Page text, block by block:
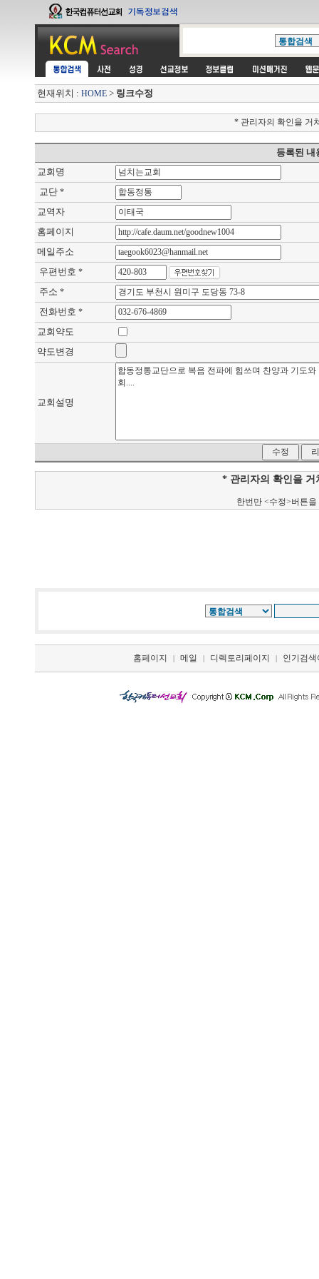
현재위치 : HOME > 링크수정
* 관리자의 확인을 거
등록된 내
교회명
교단 *
교역자
홈페이지
메일주소
우편번호 *
주소 *
전화번호 *
교회약도
약도변경
교회설명
* 관리자의 확인을 거
한번만 <수정>버튼
홈페이지 | 메일 | 디렉토리페이지 | 인기검색